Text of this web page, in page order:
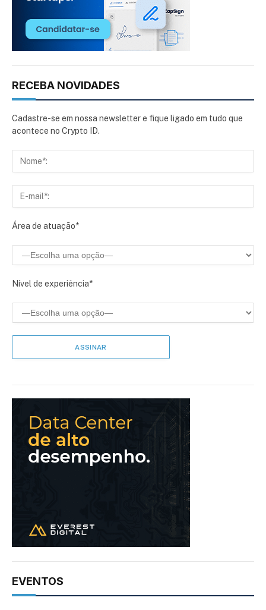
RECEBA NOVIDADES
Cadastre-se em nossa newsletter e fique ligado em tudo que
acontece no Crypto ID.
Área de atuação*
Nível de experiência*
EVENTOS